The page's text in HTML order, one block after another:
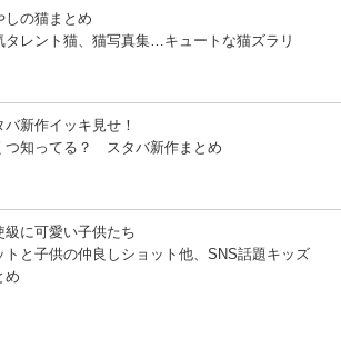
しの猫まとめ
タレント猫、猫写真集…キュートな猫ズラリ
バ新作イッキ見せ！
つ知ってる？ スタバ新作まとめ
級に可愛い子供たち
トと子供の仲良しショット他、SNS話題キッズ
め